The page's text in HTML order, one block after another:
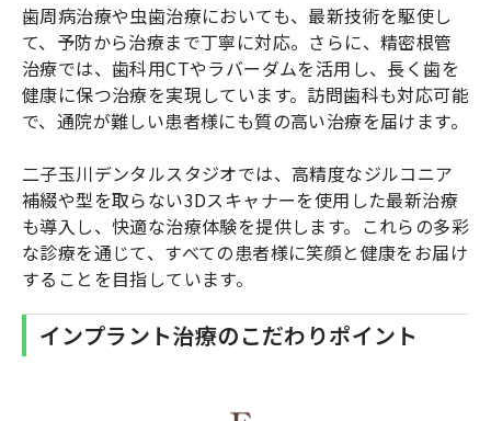
歯周病治療や虫歯治療においても、最新技術を駆使し
て、予防から治療まで丁寧に対応。さらに、精密根管
治療では、歯科用CTやラバーダムを活用し、長く歯を
健康に保つ治療を実現しています。訪問歯科も対応可能
で、通院が難しい患者様にも質の高い治療を届けます。
二子玉川デンタルスタジオでは、高精度なジルコニア
補綴や型を取らない3Dスキャナーを使用した最新治療
も導入し、快適な治療体験を提供します。これらの多彩
な診療を通じて、すべての患者様に笑顔と健康をお届け
することを目指しています。
インプラント治療のこだわりポイント